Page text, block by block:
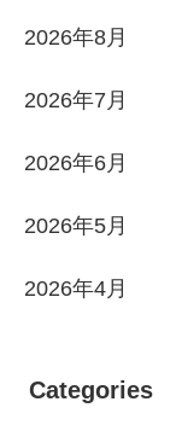
2026年8月
2026年7月
2026年6月
2026年5月
2026年4月
Categories